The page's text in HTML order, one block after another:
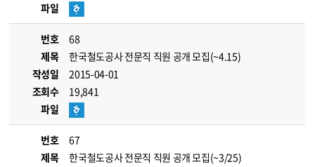
파일
번호
68
제목
한국철도공사 전문직 직원 공개 모집(~4.15)
작성일
2015-04-01
조회수
19,841
파일
번호
67
제목
한국철도공사 전문직 직원 공개 모집(~3/25)